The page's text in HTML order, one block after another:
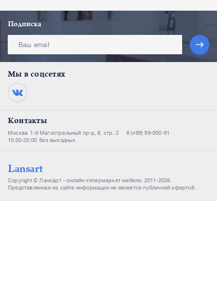
Подписка
Мы в соцсетях
Контакты
Москва 1-й Магистральный пр-д, 8, стр. 2
8 (499) 99-000-91
10:00-20:00 без выходных
Lansart
Copyright © Лансарт - онлайн-гипермаркет мебели, 2011-2026.
Представленная на сайте информация не является публичной офертой.